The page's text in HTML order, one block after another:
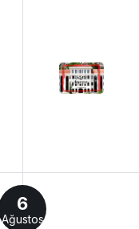
6
Ağustos